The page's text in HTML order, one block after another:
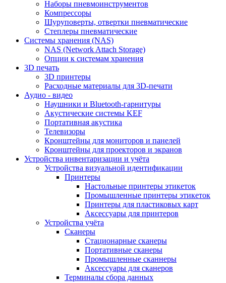
Наборы пневмоинструментов
Компрессоры
Шуруповерты, отвертки пневматические
Степлеры пневматические
Cистемы хранения (NAS)
NAS (Network Attach Storage)
Опции к системам хранения
3D печать
3D принтеры
Расходные материалы для 3D-печати
Аудио - видео
Наушники и Bluetooth-гарнитуры
Акустические системы KEF
Портативная акустика
Телевизоры
Кронштейны для мониторов и панелей
Кронштейны для проекторов и экранов
Устройства инвентаризации и учёта
Устройства визуальной идентификации
Принтеры
Настольные принтеры этикеток
Промышленные принтеры этикеток
Принтеры для пластиковых карт
Аксессуары для принтеров
Устройства учёта
Сканеры
Стационарные сканеры
Портативные сканеры
Промышленные сканнеры
Аксессуары для сканеров
Терминалы сбора данных